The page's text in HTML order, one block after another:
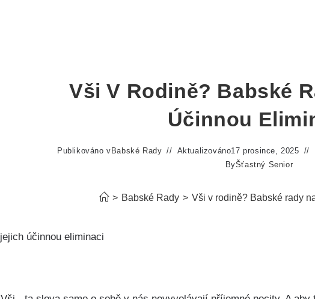
Vši V Rodině? Babské
Účinnou
Publikováno v Babské Rady Aktualizováno17 prosince, 2025
ByŠťastný Senior
> Babské Rady > Vši v rodině? Babské rady